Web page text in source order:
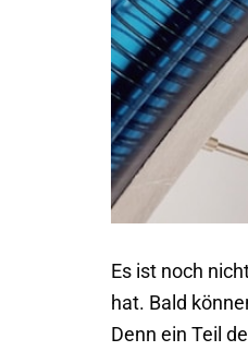
Es ist noch
hat. Bald
Denn ein Teil